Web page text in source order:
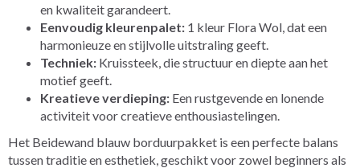
en kwaliteit garandeert.
Eenvoudig kleurenpalet: 1 kleur Flora Wol, dat een
harmonieuze en stijlvolle uitstraling geeft.
Techniek: Kruissteek, die structuur en diepte aan het
motief geeft.
Kreatieve verdieping: Een rustgevende en lonende
activiteit voor creatieve enthousiastelingen.
Het Beidewand blauw borduurpakket is een perfecte balans
tussen traditie en esthetiek, geschikt voor zowel beginners als